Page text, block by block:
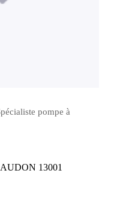
pompe à
13001